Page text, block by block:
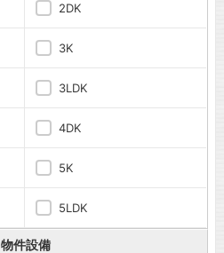
2DK
3K
3LDK
4DK
5K
5LDK
物件設備